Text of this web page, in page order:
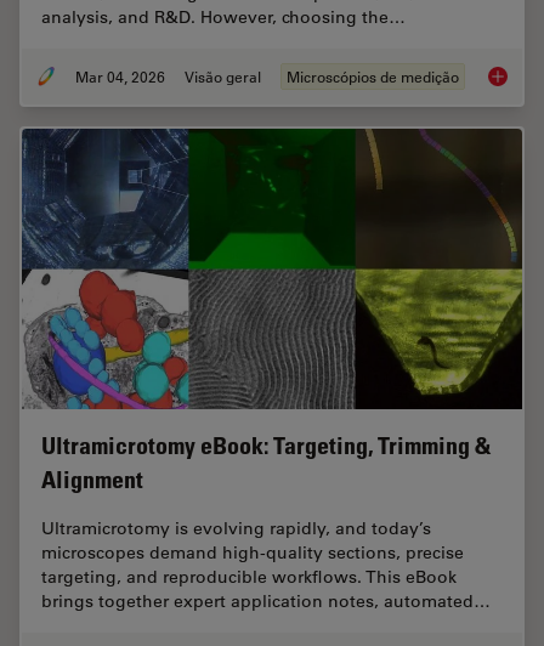
analysis, and R&D. However, choosing the…
Mar 04, 2026 Visão geral Microscópios de medição How to
Ultramicrotomy eBook: Targeting, Trimming &
Alignment
Ultramicrotomy is evolving rapidly, and today’s
microscopes demand high‑quality sections, precise
targeting, and reproducible workflows. This eBook
brings together expert application notes, automated…